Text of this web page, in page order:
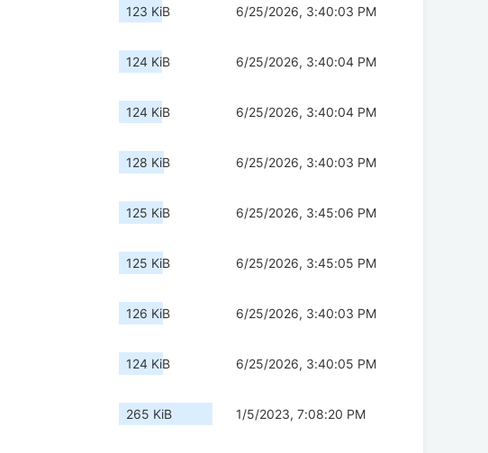
123 KiB 6/25/2026, 3:40:03 PM
124 KiB 6/25/2026, 3:40:04 PM
124 KiB 6/25/2026, 3:40:04 PM
128 KiB 6/25/2026, 3:40:03 PM
125 KiB 6/25/2026, 3:45:06 PM
125 KiB 6/25/2026, 3:45:05 PM
126 KiB 6/25/2026, 3:40:03 PM
124 KiB 6/25/2026, 3:40:05 PM
265 KiB 1/5/2023, 7:08:20 PM